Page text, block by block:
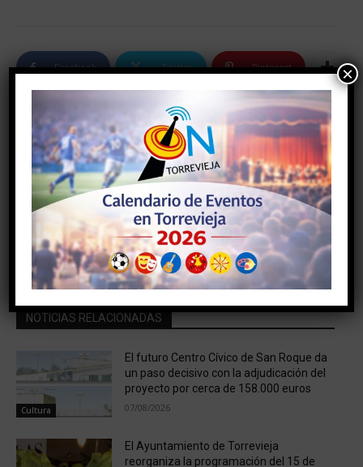
Facebook Twitter Pinterest
Artículo anterior
LA PLAYA DE LA MATA
ACOGERÁ DEL 16 AL 19 DE
JUNIO LOS II COSTA
BLANCA BEACH GAMES,
QUE CONTARÁN CON UNOS
1.500 DEPORTISTAS DE SEIS
MODALIDADES DISTINTAS
Artículo siguiente
EN JULIO ENTRARÁ EN
FUNCIONAMIENTO LA
NUEVA LONJA Y ZONA
DESTINADA A LA COFRADÍA
DE PESCADORES
NOTICIAS RELACIONADAS
Cultura
El futuro Centro Cívico de San Roque da
un paso decisivo con la adjudicación del
proyecto por cerca de 158.000 euros
07/08/2026
El Ayuntamiento de Torrevieja
reorganiza la programación del 15 de
×